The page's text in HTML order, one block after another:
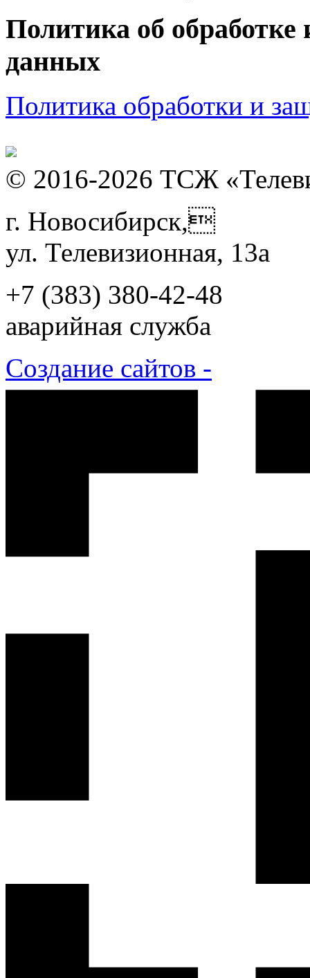
Политика об
данных
Политика обработки и
© 2016-2026 ТСЖ
г. Новосибирск,
ул. Телевизионная, 13а
+7 (383) 380-42-48
аварийная служба
Создание сайтов -